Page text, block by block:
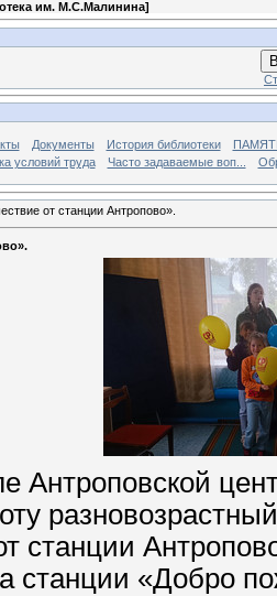
им. М.С.Малинина]
Документы История библиотеки
условий труда Часто задаваемые воп...
от станции Антропово».
Антроповской
станции
станции «Добро